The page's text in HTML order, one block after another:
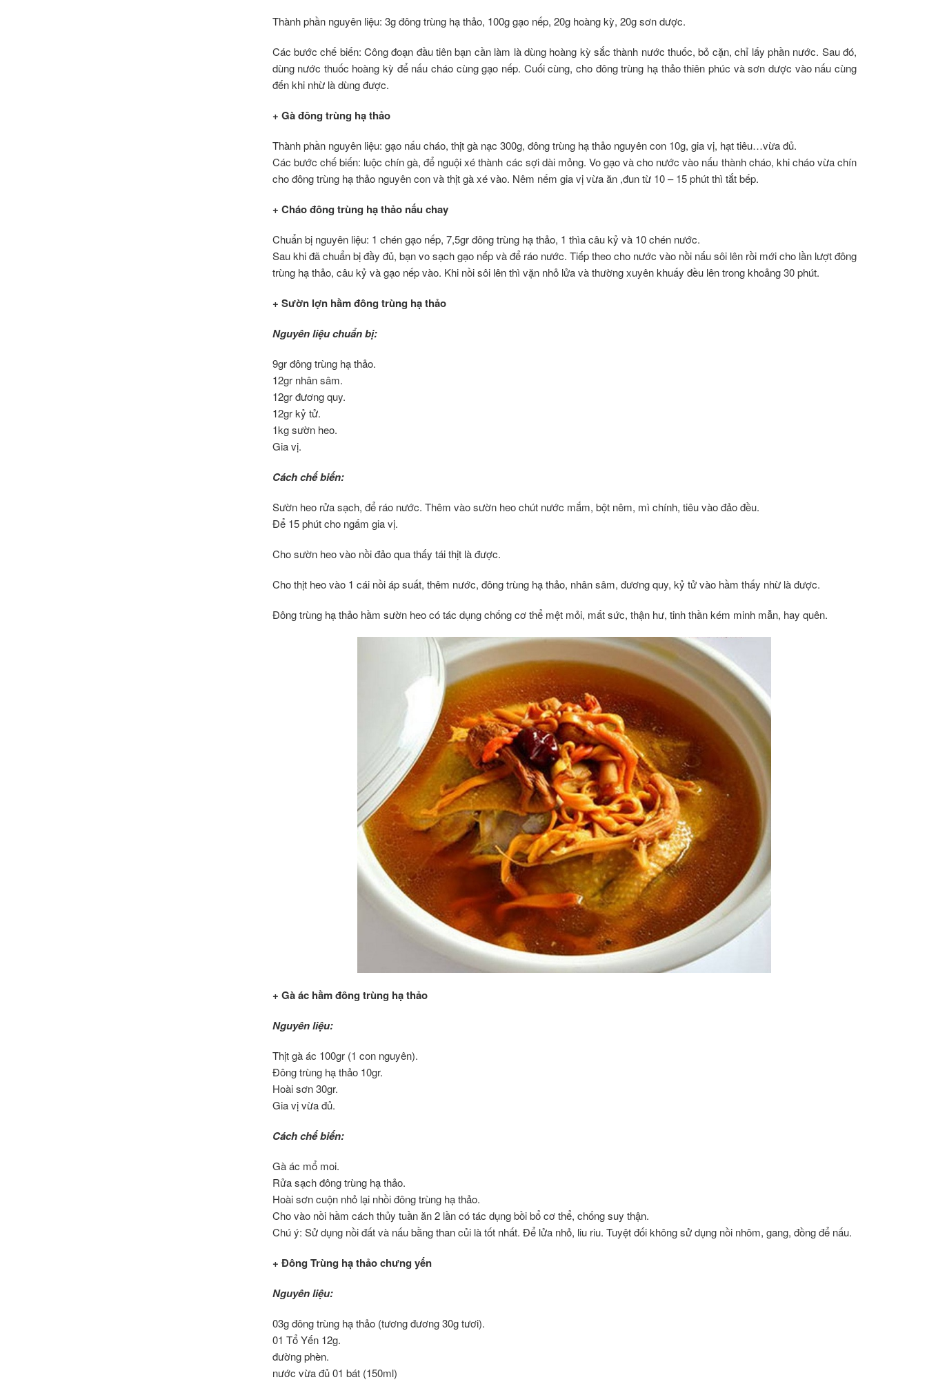
Thành phần nguyên liệu: 3g đông trùng hạ thảo, 100g gạo nếp, 20g hoàng kỳ, 20g sơn dược.
Các bước chế biến: Công đoạn đầu tiên bạn cần làm là dùng hoàng kỳ sắc thành nước thuốc, bỏ cặn, chỉ lấy phần nước. Sau đó,
dùng nước thuốc hoàng kỳ để nấu cháo cùng gạo nếp. Cuối cùng, cho đông trùng hạ thảo thiên phúc và sơn dược vào nấu cùng
đến khi nhừ là dùng được.
+ Gà đông trùng hạ thảo
Thành phần nguyên liệu: gạo nấu cháo, thịt gà nạc 300g, đông trùng hạ thảo nguyên con 10g, gia vị, hạt tiêu…vừa đủ.
Các bước chế biến: luộc chín gà, để nguội xé thành các sợi dài mỏng. Vo gạo và cho nước vào nấu thành cháo, khi cháo vừa chín
cho đông trùng hạ thảo nguyên con và thịt gà xé vào. Nêm nếm gia vị vừa ăn ,đun từ 10 – 15 phút thì tắt bếp.
+ Cháo đông trùng hạ thảo nấu chay
Chuẩn bị nguyên liệu: 1 chén gạo nếp, 7,5gr đông trùng hạ thảo, 1 thìa câu kỷ và 10 chén nước.
Sau khi đã chuẩn bị đầy đủ, bạn vo sạch gạo nếp và để ráo nước. Tiếp theo cho nước vào nồi nấu sôi lên rồi mới cho lần lượt đông
trùng hạ thảo, câu kỷ và gạo nếp vào. Khi nồi sôi lên thì vặn nhỏ lửa và thường xuyên khuấy đều lên trong khoảng 30 phút.
+ Sườn lợn hầm đông trùng hạ thảo
Nguyên liệu chuẩn bị:
9gr đông trùng hạ thảo.
12gr nhân sâm.
12gr đương quy.
12gr kỷ tử.
1kg sườn heo.
Gia vị.
Cách chế biến:
Sườn heo rửa sạch, để ráo nước. Thêm vào sườn heo chút nước mắm, bột nêm, mì chính, tiêu vào đảo đều.
Để 15 phút cho ngấm gia vị.
Cho sườn heo vào nồi đảo qua thấy tái thịt là được.
Cho thịt heo vào 1 cái nồi áp suất, thêm nước, đông trùng hạ thảo, nhân sâm, đương quy, kỷ tử vào hầm thấy nhừ là được.
Đông trùng hạ thảo hầm sườn heo có tác dụng chống cơ thể mệt mỏi, mất sức, thận hư, tinh thần kém minh mẫn, hay quên.
+ Gà ác hầm đông trùng hạ thảo
Nguyên liệu:
Thịt gà ác 100gr (1 con nguyên).
Đông trùng hạ thảo 10gr.
Hoài sơn 30gr.
Gia vị vừa đủ.
Cách chế biến:
Gà ác mổ moi.
Rửa sạch đông trùng hạ thảo.
Hoài sơn cuộn nhỏ lại nhồi đông trùng hạ thảo.
Cho vào nồi hầm cách thủy tuần ăn 2 lần có tác dụng bồi bổ cơ thể, chống suy thận.
Chú ý: Sử dụng nồi đất và nấu bằng than củi là tốt nhất. Để lửa nhỏ, liu riu. Tuyệt đối không sử dụng nồi nhôm, gang, đồng để nấu.
+ Đông Trùng hạ thảo chưng yến
Nguyên liệu:
03g đông trùng hạ thảo (tương đương 30g tươi).
01 Tổ Yến 12g.
đường phèn.
nước vừa đủ 01 bát (150ml)